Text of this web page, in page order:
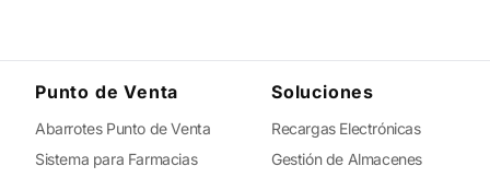
Punto de Venta
Abarrotes Punto de Venta
Sistema para Farmacias
Soluciones
Recargas Electrónicas
Gestión de Almacenes